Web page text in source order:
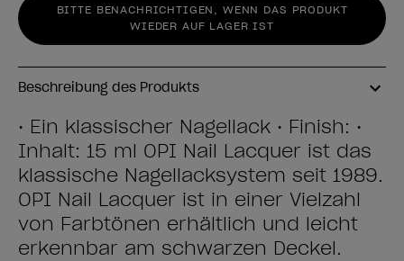
BITTE BENACHRICHTIGEN, WENN DAS PRODUKT
WIEDER AUF LAGER IST
Beschreibung des Produkts
• Ein klassischer Nagellack • Finish: •
Inhalt: 15 ml OPI Nail Lacquer ist das
klassische Nagellacksystem seit 1989.
OPI Nail Lacquer ist in einer Vielzahl
von Farbtönen erhältlich und leicht
erkennbar am schwarzen Deckel.